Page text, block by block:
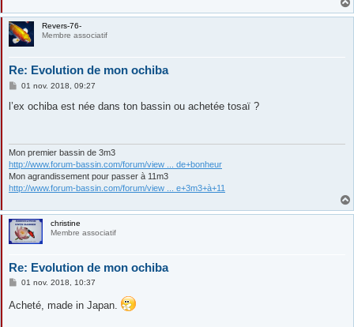
Revers-76-
Membre associatif
Re: Evolution de mon ochiba
M
s
01 nov. 2018, 09:27
l’ex ochiba est née dans ton bassin ou achetée tosaï ?
Mon premier bassin de 3m3
http://www.forum-bassin.com/forum/view ... de+bonheur
Mon agrandissement pour passer à 11m3
http://www.forum-bassin.com/forum/view ... e+3m3+à+11
christine
Membre associatif
Re: Evolution de mon ochiba
M
s
01 nov. 2018, 10:37
Acheté, made in Japan.